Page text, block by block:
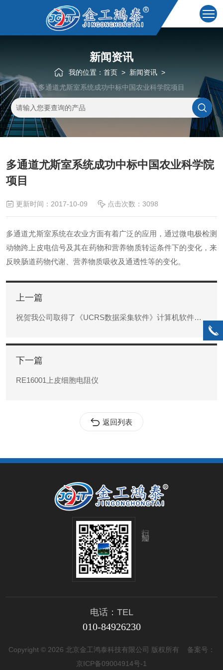
新闻资讯
我的位置： 首页 > 新闻资讯 >
多通道尤斯室系统成功中标中国农业科学院项目
多通道尤斯室系统成功中标中国农业科学院
项目
更新时间：2017-10-09 点击次数：3098
多通道尤斯室系统在农业方面有着广泛的应用，通过微电极检测
动物跨上皮电信号及其在药物和营养物质转运条件下的变化，来
反映肠道药物代谢、营养物质吸收及通透性等的变化。
上一篇
祝贺我公司取得了《UCRS数据采集软件》计算机软件著作权登记证书。
下一篇
RE16001上皮细胞电阻仪
返回列表
扫码加微信
电话：TEL
010-84926230
Copyright © 2026 北京金工鸿泰科技有限公司 版权所有 备案号：
京ICP备09004914号-1